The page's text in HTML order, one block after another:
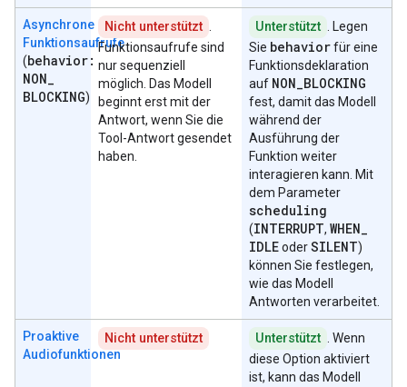
Asynchrone
Funktionsaufrufe
(behavior:
NON_
BLOCKING)
Nicht unterstützt
Funktionsaufrufe sind
nur sequenziell
möglich. Das Modell
beginnt erst mit der
Antwort, wenn Sie die
Tool-Antwort gesendet
haben.
Unterstützt
. Legen
Sie behaviorfür eine
Funktionsdeklaration
auf NON_BLOCKING
fest, damit das Modell
während der
Ausführung der
Funktion weiter
interagieren kann. Mit
dem Parameter
scheduling
(INTERRUPT, WHEN_
IDLEoderSILENT)
können Sie festlegen,
wie das Modell
Antworten verarbeitet.
Proaktive
Audiofunktionen
Nicht unterstützt Unterstützt
. Wenn
diese Option aktiviert
ist, kann das Modell